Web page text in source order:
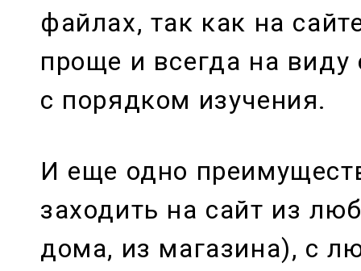
файлах, так как на
проще и всегда на виду
с порядком изучения.
И еще одно
заходить на сайт из
дома, из магазина), с